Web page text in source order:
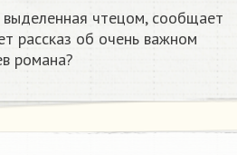
чтецом, сообщает
рассказ об очень важном
романа?